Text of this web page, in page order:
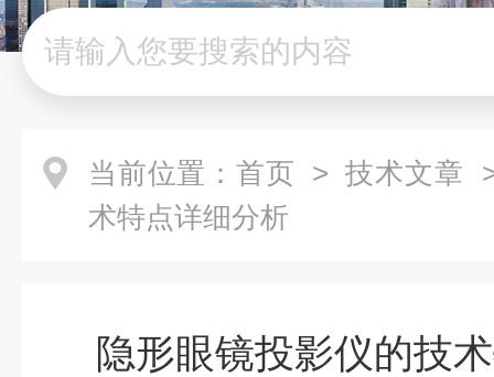
当前位置： 首页 > 技术文章
术特点详细分析
隐形眼镜投影仪的技